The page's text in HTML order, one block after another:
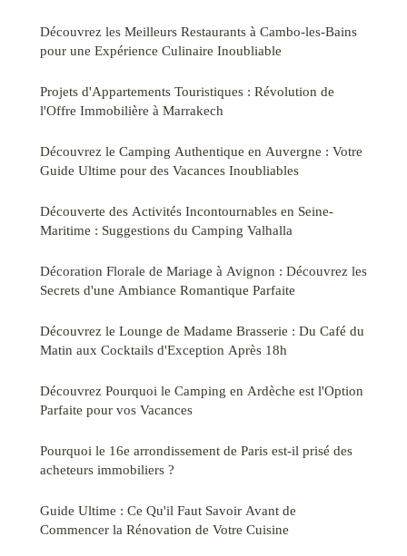
Découvrez les Meilleurs Restaurants à Cambo-les-Bains
pour une Expérience Culinaire Inoubliable
Projets d'Appartements Touristiques : Révolution de
l'Offre Immobilière à Marrakech
Découvrez le Camping Authentique en Auvergne : Votre
Guide Ultime pour des Vacances Inoubliables
Découverte des Activités Incontournables en Seine-
Maritime : Suggestions du Camping Valhalla
Décoration Florale de Mariage à Avignon : Découvrez les
Secrets d'une Ambiance Romantique Parfaite
Découvrez le Lounge de Madame Brasserie : Du Café du
Matin aux Cocktails d'Exception Après 18h
Découvrez Pourquoi le Camping en Ardèche est l'Option
Parfaite pour vos Vacances
Pourquoi le 16e arrondissement de Paris est-il prisé des
acheteurs immobiliers ?
Guide Ultime : Ce Qu'il Faut Savoir Avant de
Commencer la Rénovation de Votre Cuisine